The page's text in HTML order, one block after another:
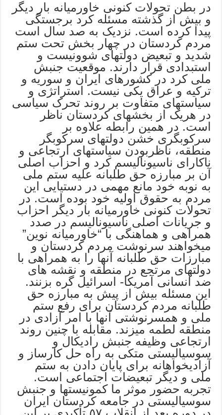
در بطن تحولات کنونی خاورمیانه بار دیگر
و بیش از گذشته مسئله کرد برجستگی
پیدا کرده است. نزدیک به صد سال است
مردم کردستان در چهار بخش تحت ستم
شدید و تبعیض دولتهای شوونیست و
استبدادی قرار دارند. موقعیت جنبش
ملی کرد در کشورهای ایران و سوریه و
ترکیه و عراق یکی نیست. استراتژی و
سیاستهای متفاوت بر روند تحرک سیاسی
در هریک از بخشهای کردستان ناظر
است. در همین رابطه علاوه بر
سرکوبگری خشن دولتهای سرکوبگر
منطقه، ناظربودن سیاستهای ارتجاعی و
ناکارای ناسیونالیسم کرد و احزاب اصلی
آن بر مبارزه حق طلبانه علیه ستم ملی
به نوبه خود مانع مهمی در دستیایی این
مردم به حقوق اولیه خود بوده است. در
تحولات کنونی خاورمیانه بار دیگر احزاب
و جریانات اصلی ناسیونالیسم در صدد
همراهی و هماهنگی با “خاورمیانه نوین”
میخواهند سرنوشت مردم کردستان و
مبارزات حق طلبانه آنها را به همراهی با
دولتهای مرتجع در منطقه و نقشه های
ضد انسانی آمریکا- اسرائیل گره بزنند.
این مسئله بیش از پیش به مبارزه حق
طلبانه مردم کردستان برای رفع ستم
ملی و همسرنوشتی آنها با امر آزادی در
منطقه لطمه میزند. مقابله با چنین روند
ارتجاعی وظیفه جنبش رادیکال و
سوسیالیستی متکی به راه حل کارساز و
آزادیخواهانه برای پایان دادن به ستم
ملی و دیگر تبعیضات اجتماعی است.
تجربه حضور موثر ما کمونیستها و جنبش
سوسیالیستی در جامعه کردستان ایران